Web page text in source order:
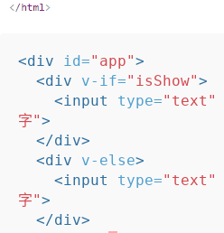
<div id="app">
<div
v-if="isShow">
<input
type="text"
字">
</div>
<div
v-else>
<input
type="text"
字">
</div>